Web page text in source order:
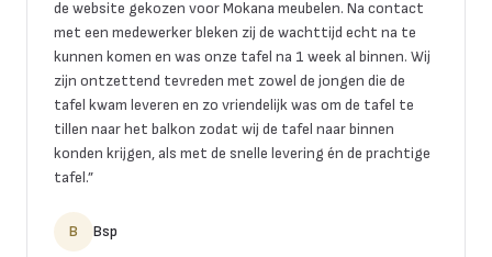
de website gekozen voor Mokana meubelen. Na contact
met een medewerker bleken zij de wachttijd echt na te
kunnen komen en was onze tafel na 1 week al binnen. Wij
zijn ontzettend tevreden met zowel de jongen die de
tafel kwam leveren en zo vriendelijk was om de tafel te
tillen naar het balkon zodat wij de tafel naar binnen
konden krijgen, als met de snelle levering én de prachtige
tafel.”
B Bsp